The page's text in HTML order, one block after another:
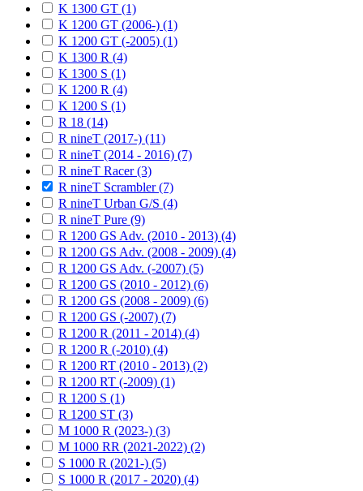
K 1300 GT (1)
K 1200 GT (2006-) (1)
K 1200 GT (-2005) (1)
K 1300 R (4)
K 1300 S (1)
K 1200 R (4)
K 1200 S (1)
R 18 (14)
R nineT (2017-) (11)
R nineT (2014 - 2016) (7)
R nineT Racer (3)
R nineT Scrambler (7)
R nineT Urban G/S (4)
R nineT Pure (9)
R 1200 GS Adv. (2010 - 2013) (4)
R 1200 GS Adv. (2008 - 2009) (4)
R 1200 GS Adv. (-2007) (5)
R 1200 GS (2010 - 2012) (6)
R 1200 GS (2008 - 2009) (6)
R 1200 GS (-2007) (7)
R 1200 R (2011 - 2014) (4)
R 1200 R (-2010) (4)
R 1200 RT (2010 - 2013) (2)
R 1200 RT (-2009) (1)
R 1200 S (1)
R 1200 ST (3)
M 1000 R (2023-) (3)
M 1000 RR (2021-2022) (2)
S 1000 R (2021-) (5)
S 1000 R (2017 - 2020) (4)